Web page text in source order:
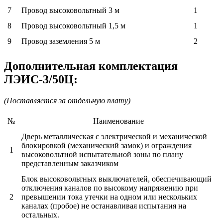
7
Провод высоковольтный 3 м
1
8
Провод высоковольтный 1,5 м
1
9
Провод заземления 5 м 2
Дополнительная комплектация
ЛЭИС-3/50Ц:
(Поставляется за отдельную плату)
№ Наименование
1
Дверь металлическая с электрической и механической
блокировкой (механический замок) и ограждения
высоковольтной испытательной зоны по плану
представленным заказчиком
2
Блок высоковольтных выключателей, обеспечивающий
отключения каналов по высокому напряжению при
превышении тока утечки на одном или нескольких
каналах (пробое) не останавливая испытания на
остальных.